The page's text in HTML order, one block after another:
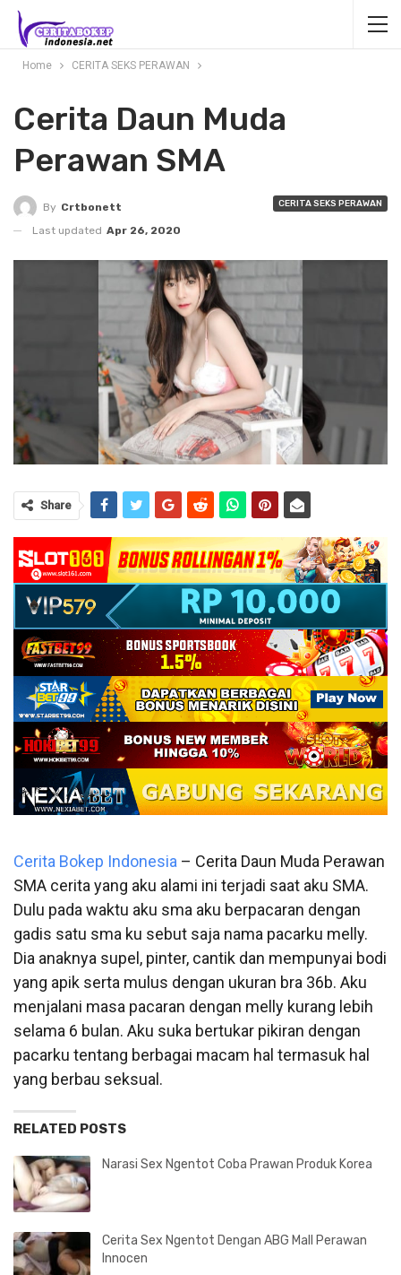
Home CERITA SEKS PERAWAN
Cerita Daun Muda
Perawan SMA
CERITA SEKS PERAWAN
By Crtbonett
Last updated Apr 26, 2020
Share
Cerita Bokep Indonesia – Cerita Daun Muda Perawan
SMA cerita yang aku alami ini terjadi saat aku SMA.
Dulu pada waktu aku sma aku berpacaran dengan
gadis satu sma ku sebut saja nama pacarku melly.
Dia anaknya supel, pinter, cantik dan mempunyai bodi
yang apik serta mulus dengan ukuran bra 36b. Aku
menjalani masa pacaran dengan melly kurang lebih
selama 6 bulan. Aku suka bertukar pikiran dengan
pacarku tentang berbagai macam hal termasuk hal
yang berbau seksual.
RELATED POSTS
Narasi Sex Ngentot Coba Prawan Produk Korea
Cerita Sex Ngentot Dengan ABG Mall Perawan
Innocen